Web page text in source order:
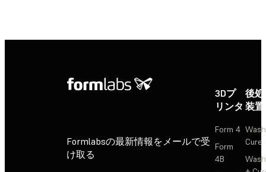
Formlabsの最新情報をメールで受
け取る
3Dプ
リンタ
Form 4
Form
4B
後
装置
Cure